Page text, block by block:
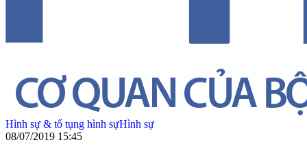
Hình sự & tố tụng hình sựHình sự
08/07/2019 15:45